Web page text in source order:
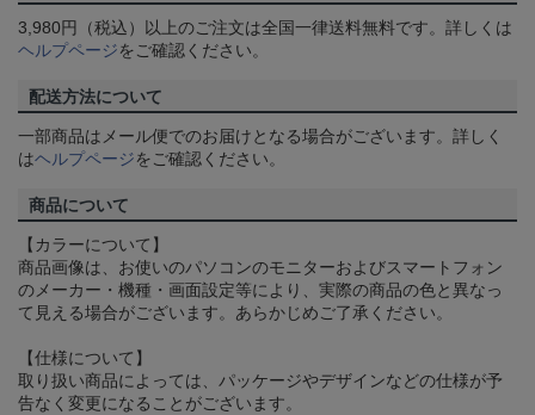
3,980円（税込）以上のご注文は全国一律送料無料です。詳しくは
ヘルプページをご確認ください。
配送方法について
一部商品はメール便でのお届けとなる場合がございます。詳しく
はヘルプページをご確認ください。
商品について
【カラーについて】
商品画像は、お使いのパソコンのモニターおよびスマートフォン
のメーカー・機種・画面設定等により、実際の商品の色と異なっ
て見える場合がございます。あらかじめご了承ください。
【仕様について】
取り扱い商品によっては、パッケージやデザインなどの仕様が予
告なく変更になることがございます。